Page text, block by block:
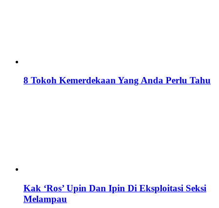
8 Tokoh Kemerdekaan Yang Anda Perlu Tahu
Kak ‘Ros’ Upin Dan Ipin Di Eksploitasi Seksi
Melampau